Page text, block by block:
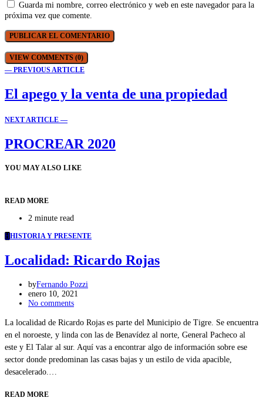
Guarda mi nombre, correo electrónico y web en este navegador para la
próxima vez que comente.
VIEW COMMENTS (0)
— PREVIOUS ARTICLE
El apego y la venta de una propiedad
NEXT ARTICLE —
PROCREAR 2020
YOU MAY ALSO LIKE
READ MORE
2 minute read
HHISTORIA Y PRESENTE
Localidad: Ricardo Rojas
byFernando Pozzi
enero 10, 2021
No comments
La localidad de Ricardo Rojas es parte del Municipio de Tigre. Se encuentra
en el noroeste, y linda con las de Benavídez al norte, General Pacheco al
este y El Talar al sur. Aquí vas a encontrar algo de información sobre ese
sector donde predominan las casas bajas y un estilo de vida apacible,
desacelerado.…
READ MORE